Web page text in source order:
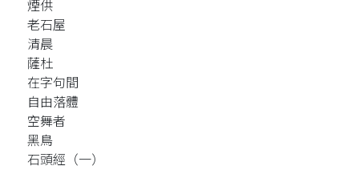
煙供
老石屋
清晨
薩杜
在字句間
自由落體
空舞者
黑鳥
石頭經（一）